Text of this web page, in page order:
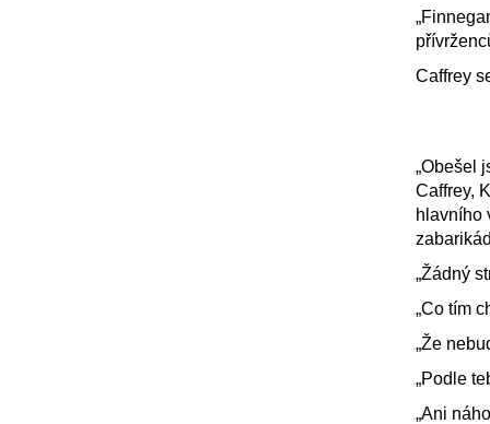
Caffrey
„Obešel
Caffrey,
hlavního
„Žádný
„Co tím
„Že
„Podle
„Ani